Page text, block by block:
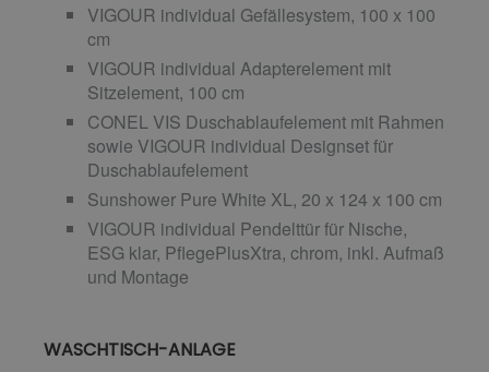
VIGOUR individual Gefällesystem, 100 x 100
cm
VIGOUR individual Adapterelement mit
Sitzelement, 100 cm
CONEL VIS Duschablaufelement mit Rahmen
sowie VIGOUR individual Designset für
Duschablaufelement
Sunshower Pure White XL, 20 x 124 x 100 cm
VIGOUR individual Pendelttür für Nische,
ESG klar, PflegePlusXtra, chrom, inkl. Aufmaß
und Montage
WASCHTISCH-ANLAGE